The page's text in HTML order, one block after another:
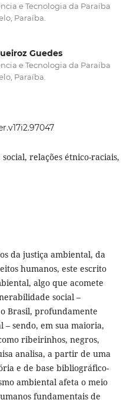
e Tecnologia da Paraíba
Paraíba.
Guedes
e Tecnologia da Paraíba
Paraíba.
relações étnico-raciais,
da justiça ambiental, da
humanos, este escrito
algo que acomete
social –
Brasil, profundamente
– sendo, em sua maioria,
ribeirinhos, negros,
analisa, a partir de uma
e de base bibliográfico-
ambiental afeta o meio
fundamentais de